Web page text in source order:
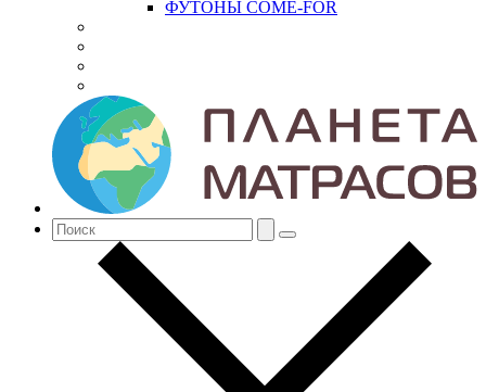
ФУТОНЫ COME-FOR